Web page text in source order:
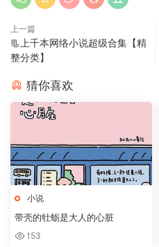
上一篇
📃上千本网络小说超级合集【精
整分类】
猜你喜欢
小说
带壳的牡蛎是大人的心脏
153